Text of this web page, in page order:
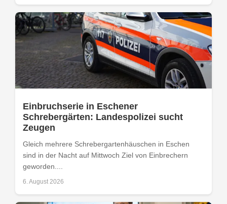
Einbruchserie in Eschener
Schrebergärten: Landespolizei sucht
Zeugen
Gleich mehrere Schrebergartenhäuschen in Eschen
sind in der Nacht auf Mittwoch Ziel von Einbrechern
geworden....
6. August 2026